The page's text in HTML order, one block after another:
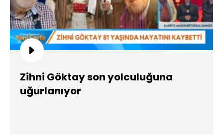
Zihni Göktay son yolculuğuna
uğurlanıyor